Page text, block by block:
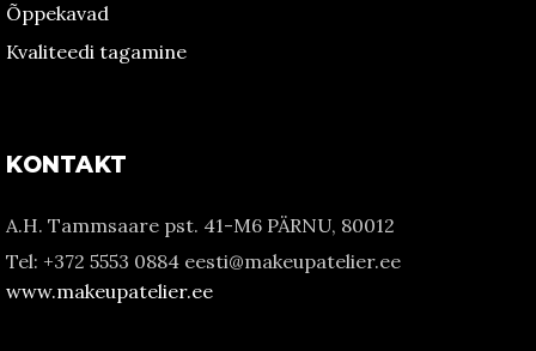
Õppekavad
Kvaliteedi tagamine
KONTAKT
A.H. Tammsaare pst. 41-M6 PÄRNU, 80012
Tel: +372 5553 0884 eesti@makeupatelier.ee
www.makeupatelier.ee